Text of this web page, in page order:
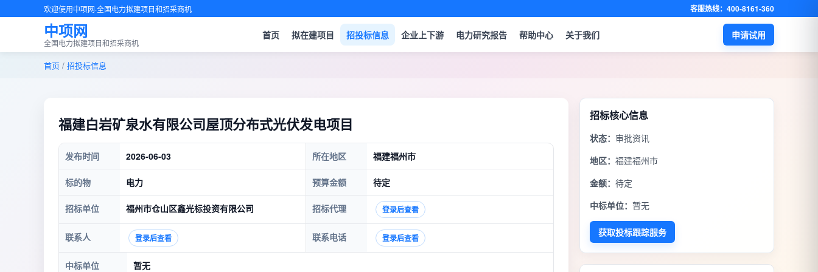
欢迎使用中项网·全国电力拟建项目和招采商机 客服热线：400-8161-360
中项网
全国电力拟建项目和招采商机
首页 拟在建项目 招投标信息 企业上下游 电力研究报告 帮助中心 关于我们 申请试用
首页 / 招投标信息
福建白岩矿泉水有限公司屋顶分布式光伏发电项目
发布时间 2026-06-03 所在地区 福建福州市
标的物 电力 预算金额 待定
招标单位 福州市仓山区鑫光标投资有限公司 招标代理 登录后查看
联系人 登录后查看 联系电话 登录后查看
中标单位 暂无
招标核心信息
状态： 审批资讯
地区： 福建福州市
金额： 待定
中标单位： 暂无
获取投标跟踪服务